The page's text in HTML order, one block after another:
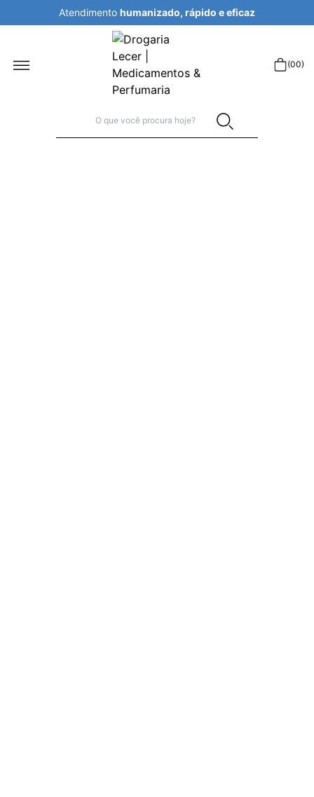
Atendimentohumanizado, rápido e
(00)